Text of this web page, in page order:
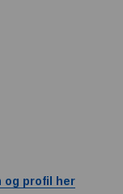
og profil her